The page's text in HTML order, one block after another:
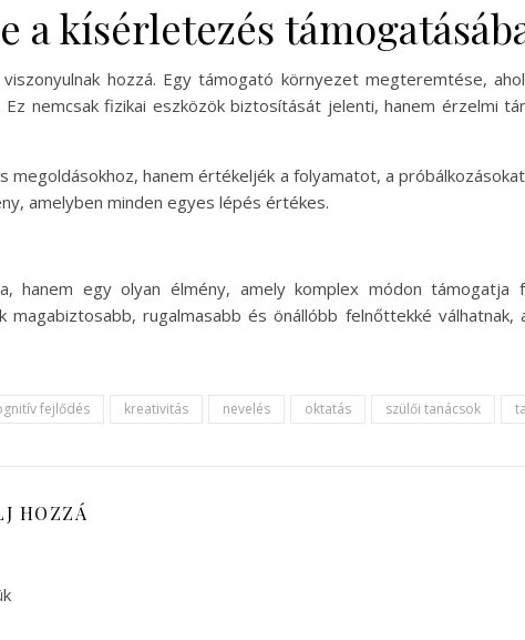
a kísérletezés
hozzá. Egy támogató környezet megteremtése,
nemcsak fizikai eszközök biztosítását jelenti, hanem érzelmi
megoldásokhoz, hanem értékeljék a folyamatot, a
amelyben minden egyes lépés értékes.
egy olyan élmény, amely komplex módon támogatja
rugalmasabb és önállóbb felnőttekké válhatnak,
fejlődés kreativitás nevelés oktatás szülői tanácsok
HOZZÁ